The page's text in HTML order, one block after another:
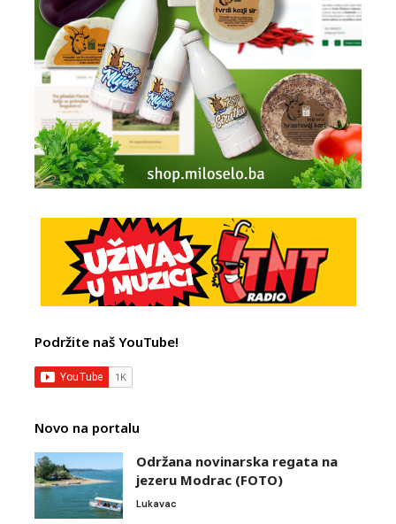
Podržite naš YouTube!
Novo na portalu
Održana novinarska regata na
jezeru Modrac (FOTO)
Lukavac